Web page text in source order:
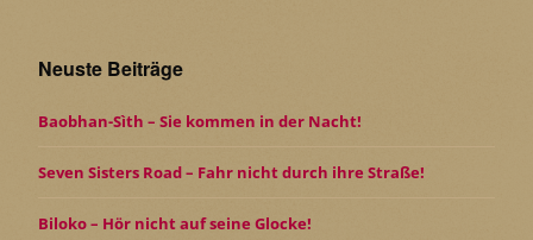
Neuste Beiträge
Baobhan-Sìth – Sie kommen in der Nacht!
Seven Sisters Road – Fahr nicht durch ihre Straße!
Biloko – Hör nicht auf seine Glocke!